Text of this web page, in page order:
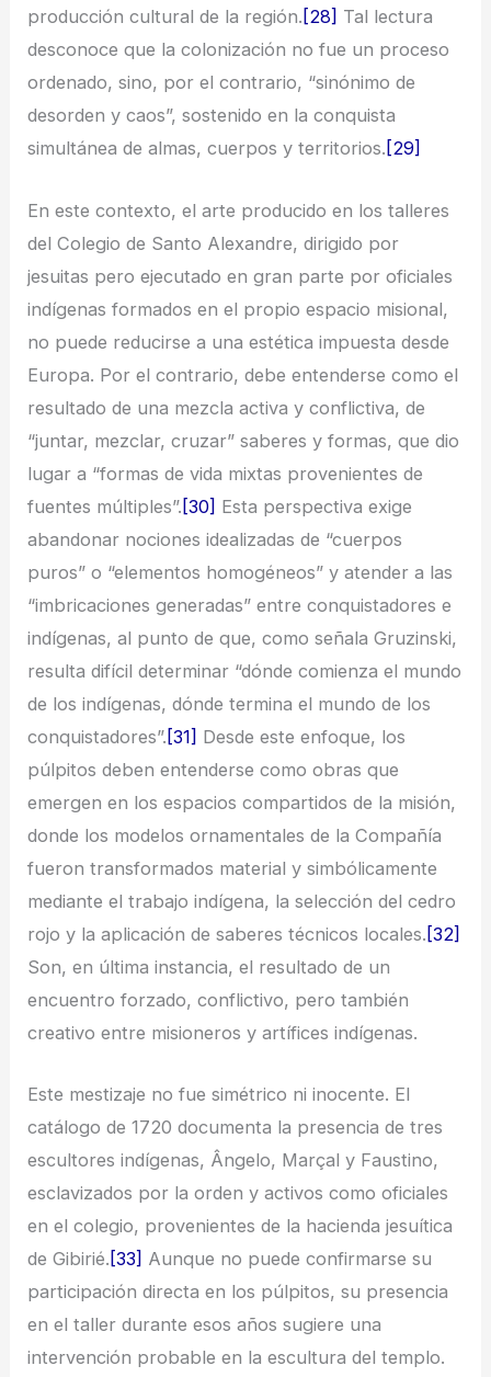
producción cultural de la región. [28] Tal lectura
desconoce que la colonización no fue un proceso
ordenado, sino, por el contrario, “sinónimo de
desorden y caos”, sostenido en la conquista
simultánea de almas, cuerpos y territorios. [29]
En este contexto, el arte producido en los talleres
del Colegio de Santo Alexandre, dirigido por
jesuitas pero ejecutado en gran parte por oficiales
indígenas formados en el propio espacio misional,
no puede reducirse a una estética impuesta desde
Europa. Por el contrario, debe entenderse como el
resultado de una mezcla activa y conflictiva, de
“juntar, mezclar, cruzar” saberes y formas, que dio
lugar a “formas de vida mixtas provenientes de
fuentes múltiples”. [30] Esta perspectiva exige
abandonar nociones idealizadas de “cuerpos
puros” o “elementos homogéneos” y atender a las
“imbricaciones generadas” entre conquistadores e
indígenas, al punto de que, como señala Gruzinski,
resulta difícil determinar “dónde comienza el mundo
de los indígenas, dónde termina el mundo de los
conquistadores”. [31] Desde este enfoque, los
púlpitos deben entenderse como obras que
emergen en los espacios compartidos de la misión,
donde los modelos ornamentales de la Compañía
fueron transformados material y simbólicamente
mediante el trabajo indígena, la selección del cedro
rojo y la aplicación de saberes técnicos locales. [32]
Son, en última instancia, el resultado de un
encuentro forzado, conflictivo, pero también
creativo entre misioneros y artífices indígenas.
Este mestizaje no fue simétrico ni inocente. El
catálogo de 1720 documenta la presencia de tres
escultores indígenas, Ângelo, Marçal y Faustino,
esclavizados por la orden y activos como oficiales
en el colegio, provenientes de la hacienda jesuítica
de Gibirié. [33] Aunque no puede confirmarse su
participación directa en los púlpitos, su presencia
en el taller durante esos años sugiere una
intervención probable en la escultura del templo.